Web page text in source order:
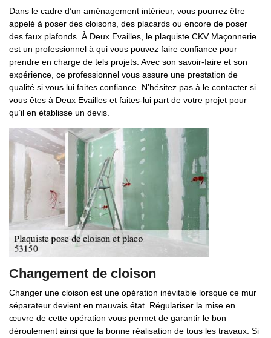
Dans le cadre d’un aménagement intérieur, vous pourrez être
appelé à poser des cloisons, des placards ou encore de poser
des faux plafonds. À Deux Evailles, le plaquiste CKV Maçonnerie
est un professionnel à qui vous pouvez faire confiance pour
prendre en charge de tels projets. Avec son savoir-faire et son
expérience, ce professionnel vous assure une prestation de
qualité si vous lui faites confiance. N’hésitez pas à le contacter si
vous êtes à Deux Evailles et faites-lui part de votre projet pour
qu’il en établisse un devis.
Changement de cloison
Changer une cloison est une opération inévitable lorsque ce mur
séparateur devient en mauvais état. Régulariser la mise en
œuvre de cette opération vous permet de garantir le bon
déroulement ainsi que la bonne réalisation de tous les travaux. Si